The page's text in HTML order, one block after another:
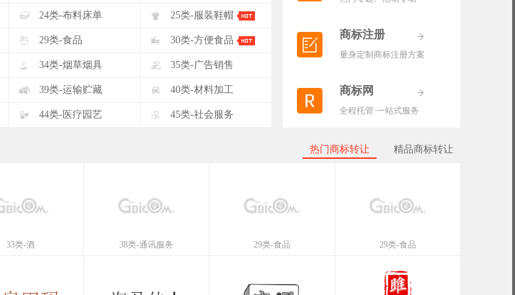
8 24类-布料床单 9 25类-服装鞋帽
= 29类-食品 > 30类-方便食品
B 34类-烟草烟具 C 35类-广告销售
G 39类-运输贮藏 H 40类-材料加工
L 44类-医疗园艺 M 45类-社会服务
商标注册
量身定制商标注册方案
商标网
全程托管·一站式服务
热门商标转让 精品商标转让
33类-酒 38类-通讯服务 29类-食品 29类-食品